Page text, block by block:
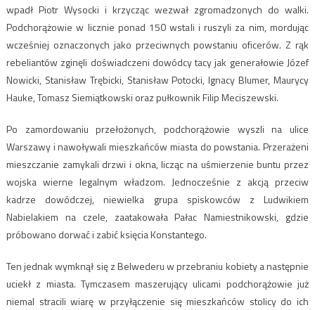
wpadł Piotr Wysocki i krzycząc wezwał zgromadzonych do walki.
Podchorążowie w licznie ponad 150 wstali i ruszyli za nim, mordując
wcześniej oznaczonych jako przeciwnych powstaniu oficerów. Z rąk
rebeliantów zginęli doświadczeni dowódcy tacy jak generałowie Józef
Nowicki, Stanisław Trębicki, Stanisław Potocki, Ignacy Blumer, Maurycy
Hauke, Tomasz Siemiątkowski oraz pułkownik Filip Meciszewski.
Po zamordowaniu przełożonych, podchorążowie wyszli na ulice
Warszawy i nawoływali mieszkańców miasta do powstania. Przerażeni
mieszczanie zamykali drzwi i okna, licząc na uśmierzenie buntu przez
wojska wierne legalnym władzom. Jednocześnie z akcją przeciw
kadrze dowódczej, niewielka grupa spiskowców z Ludwikiem
Nabielakiem na czele, zaatakowała Pałac Namiestnikowski, gdzie
próbowano dorwać i zabić księcia Konstantego.
Ten jednak wymknął się z Belwederu w przebraniu kobiety a następnie
uciekł z miasta. Tymczasem maszerujący ulicami podchorążowie już
niemal stracili wiarę w przyłączenie się mieszkańców stolicy do ich